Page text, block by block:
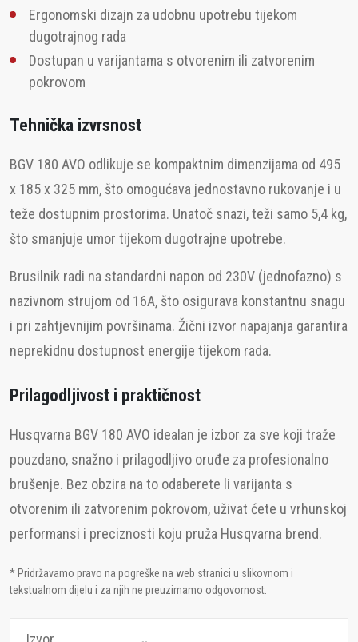
Ergonomski dizajn za udobnu upotrebu tijekom
dugotrajnog rada
Dostupan u varijantama s otvorenim ili zatvorenim
pokrovom
Tehnička izvrsnost
BGV 180 AVO odlikuje se kompaktnim dimenzijama od 495
x 185 x 325 mm, što omogućava jednostavno rukovanje i u
teže dostupnim prostorima. Unatoč snazi, teži samo 5,4 kg,
što smanjuje umor tijekom dugotrajne upotrebe.
Brusilnik radi na standardni napon od 230V (jednofazno) s
nazivnom strujom od 16A, što osigurava konstantnu snagu
i pri zahtjevnijim površinama. Žični izvor napajanja garantira
neprekidnu dostupnost energije tijekom rada.
Prilagodljivost i praktičnost
Husqvarna BGV 180 AVO idealan je izbor za sve koji traže
pouzdano, snažno i prilagodljivo oruđe za profesionalno
brušenje. Bez obzira na to odaberete li varijanta s
otvorenim ili zatvorenim pokrovom, uživat ćete u vrhunskoj
performansi i preciznosti koju pruža Husqvarna brend.
* Pridržavamo pravo na pogreške na web stranici u slikovnom i
tekstualnom dijelu i za njih ne preuzimamo odgovornost.